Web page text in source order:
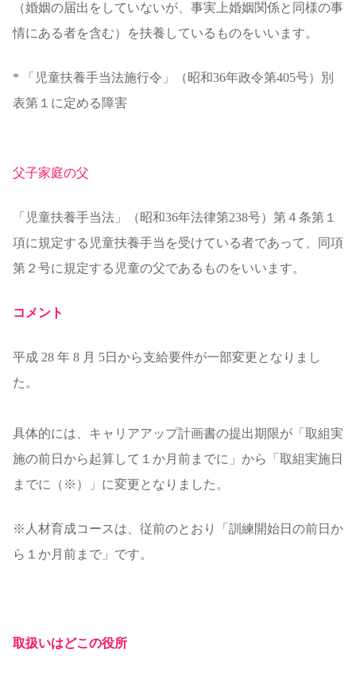
（婚姻の届出をしていないが、事実上婚姻関係と同様の事
情にある者を含む）を扶養しているものをいいます。
* 「児童扶養手当法施行令」（昭和36年政令第405号）別
表第１に定める障害
父子家庭の父
「児童扶養手当法」（昭和36年法律第238号）第４条第１
項に規定する児童扶養手当を受けている者であって、同項
第２号に規定する児童の父であるものをいいます。
コメント
平成 28 年 8 月 5日から支給要件が一部変更となりまし
た。
具体的には、キャリアアップ計画書の提出期限が「取組実
施の前日から起算して１か月前までに」から「取組実施日
までに（※）」に変更となりました。
※人材育成コースは、従前のとおり「訓練開始日の前日か
ら１か月前まで」です。
取扱いはどこの役所